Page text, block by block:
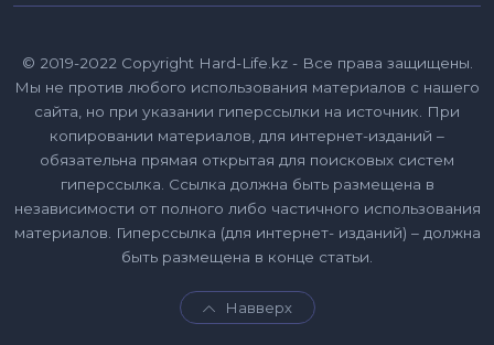
© 2019-2022 Copyright Hard-Life.kz - Все права защищены.
Мы не против любого использования материалов с нашего
сайта, но при указании гиперссылки на источник. При
копировании материалов, для интернет-изданий –
обязательна прямая открытая для поисковых систем
гиперссылка. Ссылка должна быть размещена в
независимости от полного либо частичного использования
материалов. Гиперссылка (для интернет- изданий) – должна
быть размещена в конце статьи.
Навверх